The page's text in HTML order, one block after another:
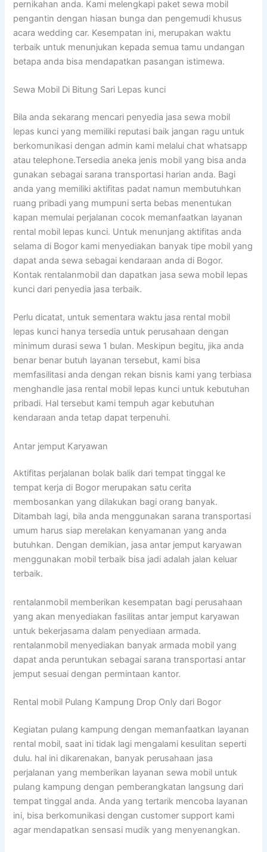
pernikahan anda. Kami melengkapi paket sewa mobil
pengantin dengan hiasan bunga dan pengemudi khusus
acara wedding car. Kesempatan ini, merupakan waktu
terbaik untuk menunjukan kepada semua tamu undangan
betapa anda bisa mendapatkan pasangan istimewa.
Sewa Mobil Di Bitung Sari Lepas kunci
Bila anda sekarang mencari penyedia jasa sewa mobil
lepas kunci yang memiliki reputasi baik jangan ragu untuk
berkomunikasi dengan admin kami melalui chat whatsapp
atau telephone.Tersedia aneka jenis mobil yang bisa anda
gunakan sebagai sarana transportasi harian anda. Bagi
anda yang memiliki aktifitas padat namun membutuhkan
ruang pribadi yang mumpuni serta bebas menentukan
kapan memulai perjalanan cocok memanfaatkan layanan
rental mobil lepas kunci. Untuk menunjang aktifitas anda
selama di Bogor kami menyediakan banyak tipe mobil yang
dapat anda sewa sebagai kendaraan anda di Bogor.
Kontak rentalanmobil dan dapatkan jasa sewa mobil lepas
kunci dari penyedia jasa terbaik.
Perlu dicatat, untuk sementara waktu jasa rental mobil
lepas kunci hanya tersedia untuk perusahaan dengan
minimum durasi sewa 1 bulan. Meskipun begitu, jika anda
benar benar butuh layanan tersebut, kami bisa
memfasilitasi anda dengan rekan bisnis kami yang terbiasa
menghandle jasa rental mobil lepas kunci untuk kebutuhan
pribadi. Hal tersebut kami tempuh agar kebutuhan
kendaraan anda tetap dapat terpenuhi.
Antar jemput Karyawan
Aktifitas perjalanan bolak balik dari tempat tinggal ke
tempat kerja di Bogor merupakan satu cerita
membosankan yang dilakukan bagi orang banyak.
Ditambah lagi, bila anda menggunakan sarana transportasi
umum harus siap merelakan kenyamanan yang anda
butuhkan. Dengan demikian, jasa antar jemput karyawan
menggunakan mobil terbaik bisa jadi adalah jalan keluar
terbaik.
rentalanmobil memberikan kesempatan bagi perusahaan
yang akan menyediakan fasilitas antar jemput karyawan
untuk bekerjasama dalam penyediaan armada.
rentalanmobil menyediakan banyak armada mobil yang
dapat anda peruntukan sebagai sarana transportasi antar
jemput sesuai dengan permintaan kantor.
Rental mobil Pulang Kampung Drop Only dari Bogor
Kegiatan pulang kampung dengan memanfaatkan layanan
rental mobil, saat ini tidak lagi mengalami kesulitan seperti
dulu. hal ini dikarenakan, banyak perusahaan jasa
perjalanan yang memberikan layanan sewa mobil untuk
pulang kampung dengan pemberangkatan langsung dari
tempat tinggal anda. Anda yang tertarik mencoba layanan
ini, bisa berkomunikasi dengan customer support kami
agar mendapatkan sensasi mudik yang menyenangkan.